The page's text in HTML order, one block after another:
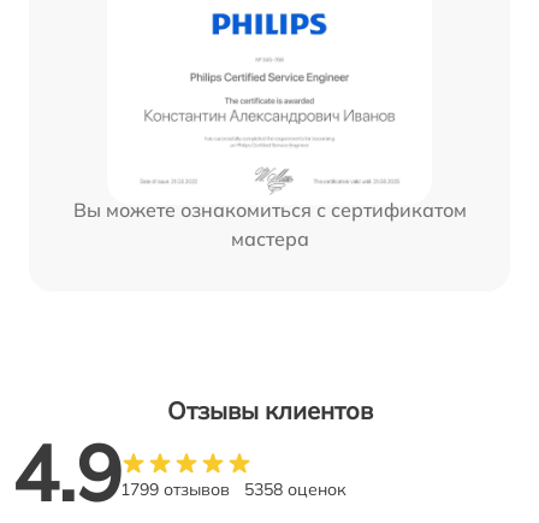
Вы можете ознакомиться с сертификатом
мастера
Отзывы клиентов
4.91799 отзывов 5358 оценок